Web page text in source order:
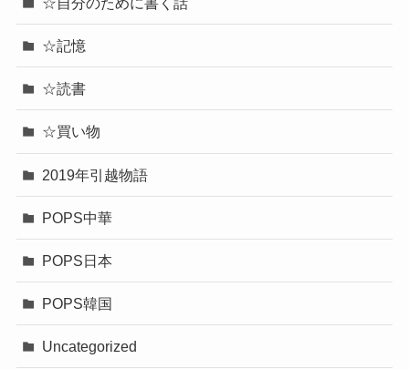
☆記憶
☆読書
☆買い物
2019年引越物語
POPS中華
POPS日本
POPS韓国
Uncategorized